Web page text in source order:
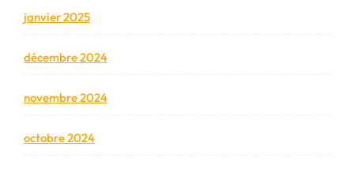
janvier 2025
décembre 2024
novembre 2024
octobre 2024